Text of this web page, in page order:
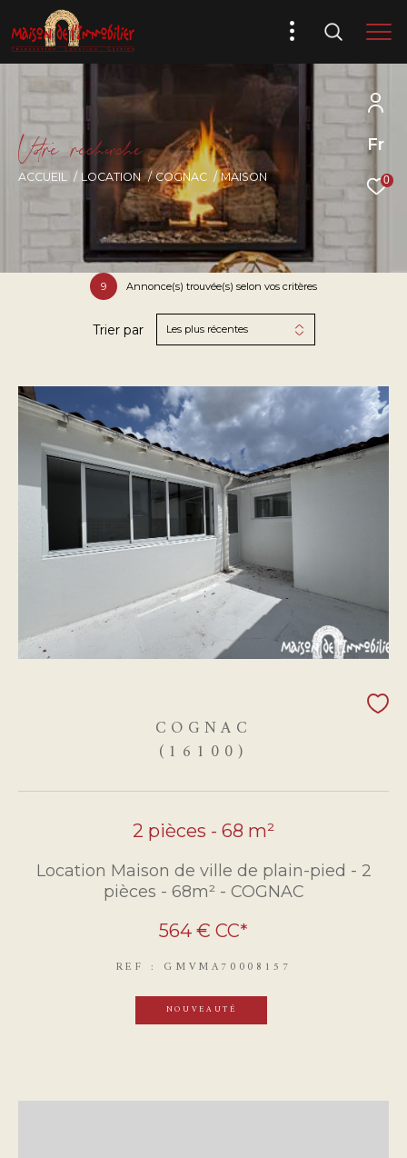
Fr
0
Vore recece
ACCUEIL LOCATION COGNAC MAISON
9 Annonce(s) trouvée(s) selon vos critères
Trier par Les plus récentes
COGNAC
(16100)
2 pièces - 68 m²
Location Maison de ville de plain-pied - 2
pièces - 68m² - COGNAC
564 € CC*
REF : GMVMA70008157
NOUVEAUTÉ